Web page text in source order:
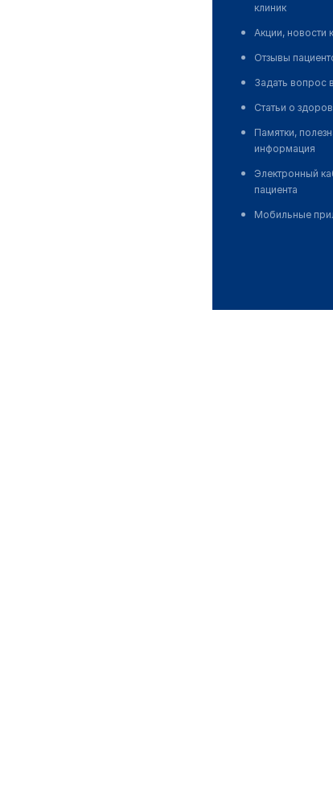
клиник
Акции, новости
Отзывы
Задать вопрос
Статьи о
Памятки,
информация
Электронный
пациента
Мобильные